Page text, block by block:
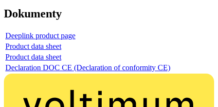
Dokumenty
Deeplink product page
Product data sheet
Product data sheet
Declaration DOC CE (Declaration of conformity CE)